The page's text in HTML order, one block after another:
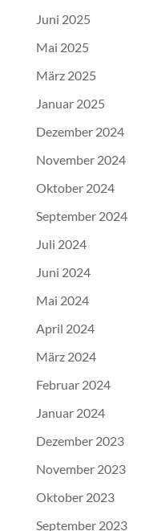
Juni 2025
Mai 2025
März 2025
Januar 2025
Dezember 2024
November 2024
Oktober 2024
September 2024
Juli 2024
Juni 2024
Mai 2024
April 2024
März 2024
Februar 2024
Januar 2024
Dezember 2023
November 2023
Oktober 2023
September 2023